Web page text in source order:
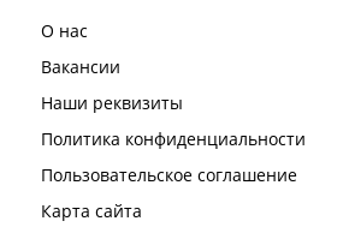
О нас
Вакансии
Наши реквизиты
Политика конфиденциальности
Пользовательское соглашение
Карта сайта